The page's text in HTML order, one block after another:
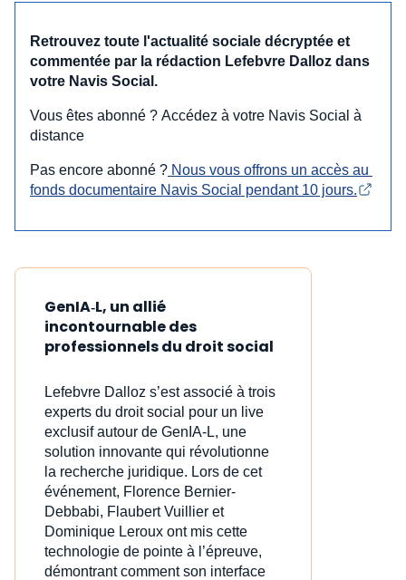
Retrouvez toute l'actualité sociale décryptée et
commentée par la rédaction Lefebvre Dalloz dans
votre Navis Social.
Vous êtes abonné ? Accédez à votre Navis Social à
distance
Pas encore abonné ? Nous vous offrons un accès au
fonds documentaire Navis Social pendant 10 jours.
GenIA‑L, un allié
incontournable des
professionnels du droit social
Lefebvre Dalloz s’est associé à trois
experts du droit social pour un live
exclusif autour de GenIA‑L, une
solution innovante qui révolutionne
la recherche juridique. Lors de cet
événement, Florence Bernier-
Debbabi, Flaubert Vuillier et
Dominique Leroux ont mis cette
technologie de pointe à l’épreuve,
démontrant comment son interface